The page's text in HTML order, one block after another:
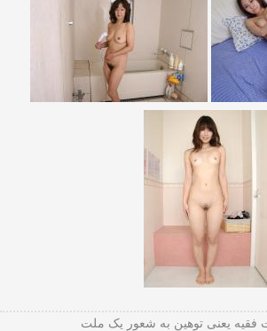
فقیه یعنی‌ توهین به شعور یک ملت